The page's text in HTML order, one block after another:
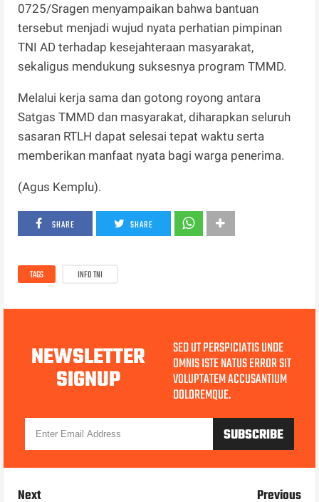
0725/Sragen menyampaikan bahwa bantuan
tersebut menjadi wujud nyata perhatian pimpinan
TNI AD terhadap kesejahteraan masyarakat,
sekaligus mendukung suksesnya program TMMD.
Melalui kerja sama dan gotong royong antara
Satgas TMMD dan masyarakat, diharapkan seluruh
sasaran RTLH dapat selesai tepat waktu serta
memberikan manfaat nyata bagi warga penerima.
(Agus Kemplu).
SHARE SHARE
TAGS INFO TNI
NEWSLETTER
SIGNUP
SED UT PERSPICIATIS UNDE
OMNIS ISTE NATUS ERROR SIT
VOLUPTATEM ACCUSANTIUM
DOLOREMQUE.
Next Previous